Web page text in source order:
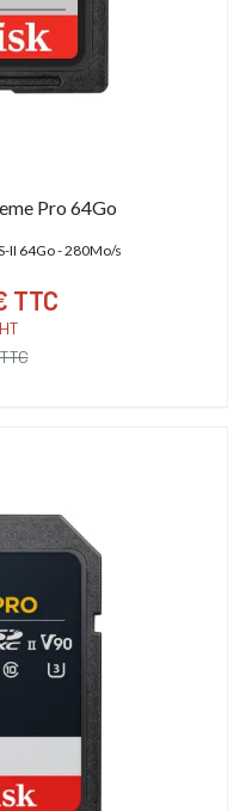
Pro 64Go
II 64Go - 280Mo/s
TTC